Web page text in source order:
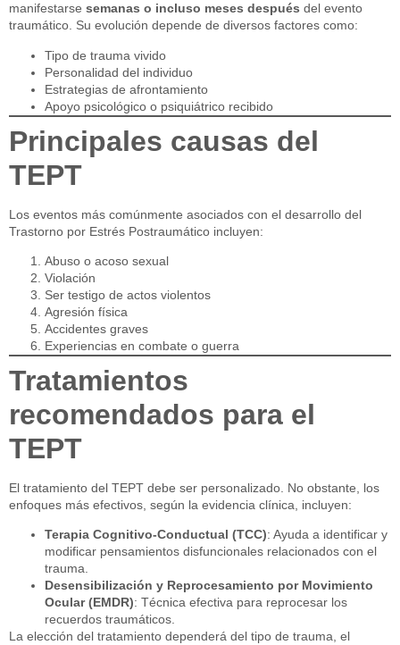
manifestarse semanas o incluso meses después del evento
traumático. Su evolución depende de diversos factores como:
Tipo de trauma vivido
Personalidad del individuo
Estrategias de afrontamiento
Apoyo psicológico o psiquiátrico recibido
Principales causas del
TEPT
Los eventos más comúnmente asociados con el desarrollo del
Trastorno por Estrés Postraumático incluyen:
Abuso o acoso sexual
Violación
Ser testigo de actos violentos
Agresión física
Accidentes graves
Experiencias en combate o guerra
Tratamientos
recomendados para el
TEPT
El tratamiento del TEPT debe ser personalizado. No obstante, los
enfoques más efectivos, según la evidencia clínica, incluyen:
Terapia Cognitivo-Conductual (TCC): Ayuda a identificar y
modificar pensamientos disfuncionales relacionados con el
trauma.
Desensibilización y Reprocesamiento por Movimiento
Ocular (EMDR): Técnica efectiva para reprocesar los
recuerdos traumáticos.
La elección del tratamiento dependerá del tipo de trauma, el